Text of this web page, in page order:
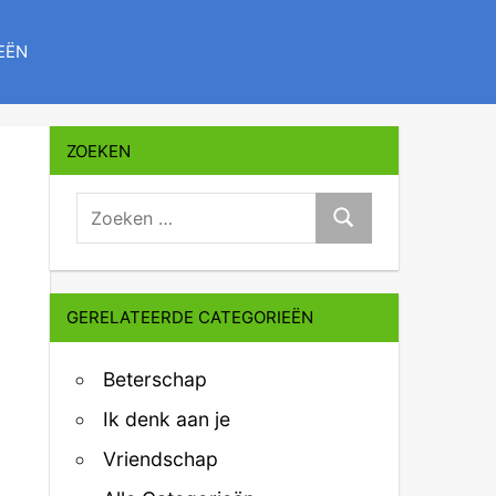
ZOEKEN
zoeken:
Zoeken
GERELATEERDE CATEGORIEËN
Beterschap
Ik denk aan je
Vriendschap